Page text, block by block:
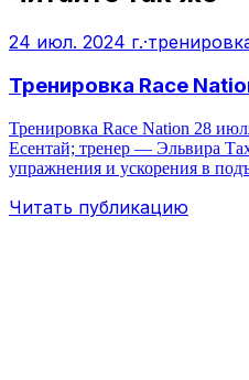
24 июл. 2024 г.·
Тренировка Race
Тренировка Race Nation 28
Есентай; тренер — Эльвира
упражнения и ускорения в
Читать публикацию